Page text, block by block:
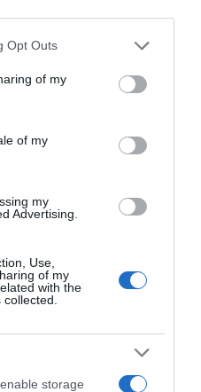
uses one or more Google
behaviour. You may click to
and its third-party tags to
purposes in below Google
Opt Outs
of my
of my
my
Advertising.
Use,
of my
with the
storage
dim lun